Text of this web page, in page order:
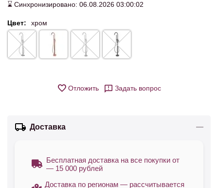
⌛ Синхронизировано: 06.08.2026 03:00:02
Цвет: хром
Отложить Задать вопрос
Доставка
Бесплатная доставка на все покупки от
— 15 000 рублей
Доставка по регионам — рассчитывается